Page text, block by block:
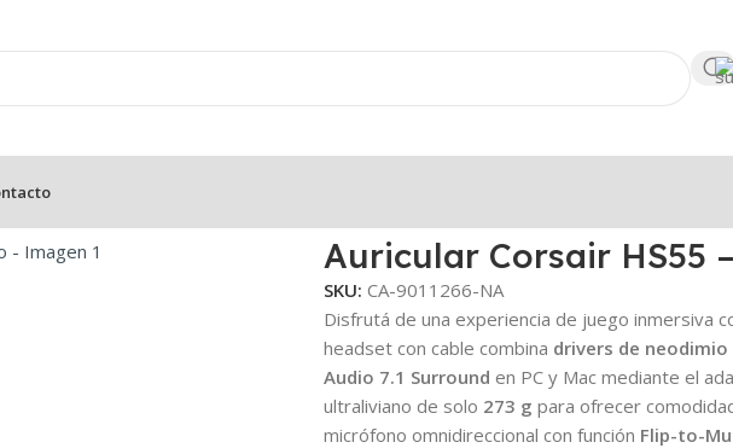
Auricular Corsair HS55
SKU: CA-9011266-NA
Disfrutá de una experiencia de juego inmersiva
headset con cable combina drivers de neodimio
Audio 7.1 Surround en PC y Mac mediante el
ultraliviano de solo 273 g para ofrecer
micrófono omnidireccional con función Flip-to-